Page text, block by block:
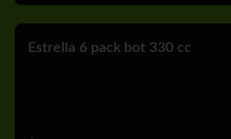
Estrella 6 pack bot 330 cc